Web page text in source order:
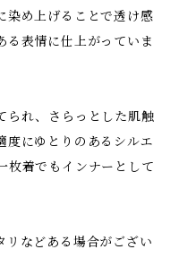
染め上げることで透け感
る表情に仕上がっていま
られ、さらっとした肌触
度にゆとりのあるシルエ
枚着でもインナーとして
リなどある場合がござい